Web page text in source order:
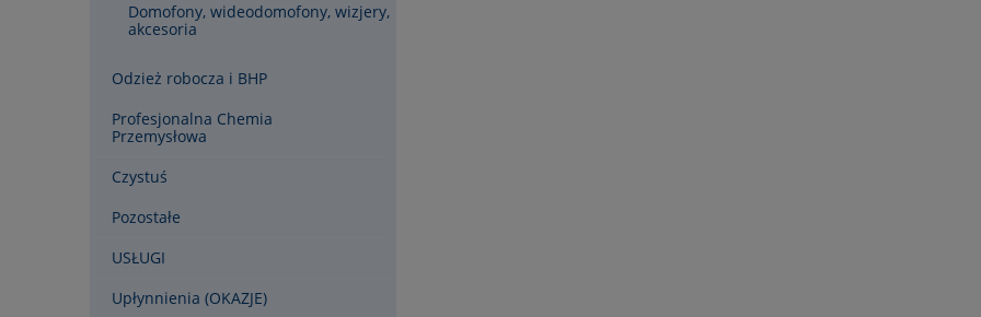
Domofony, wideodomofony, wizjery,
akcesoria
Odzież robocza i BHP
Profesjonalna Chemia
Przemysłowa
Czystuś
Pozostałe
USŁUGI
Upłynnienia (OKAZJE)